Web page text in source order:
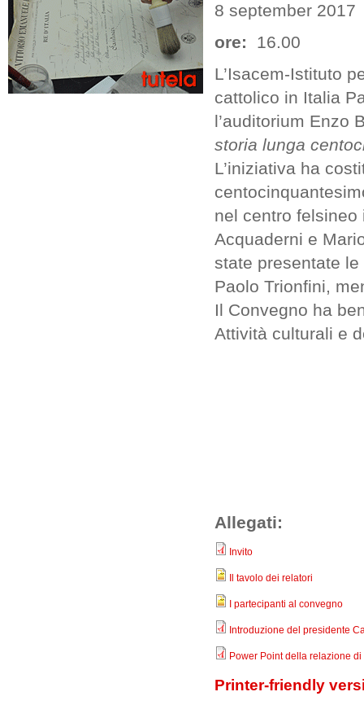
8 september 2017
ore:
16.00
L’Isacem-Istituto
cattolico in Italia
l’auditorium Enzo
storia lunga
L’iniziativa ha
nel centro felsineo
Acquaderni e
state presentate
Paolo Trionfini,
Il Convegno ha
Attività culturali e
Allegati:
Invito
Il tavolo dei relatori
I partecipanti al convegno
Introduzione del presidente
Power Point della relazione
Printer-friendly